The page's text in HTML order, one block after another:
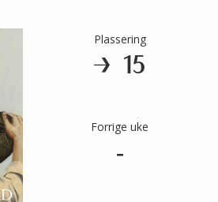
Plassering
15
Forrige uke
-